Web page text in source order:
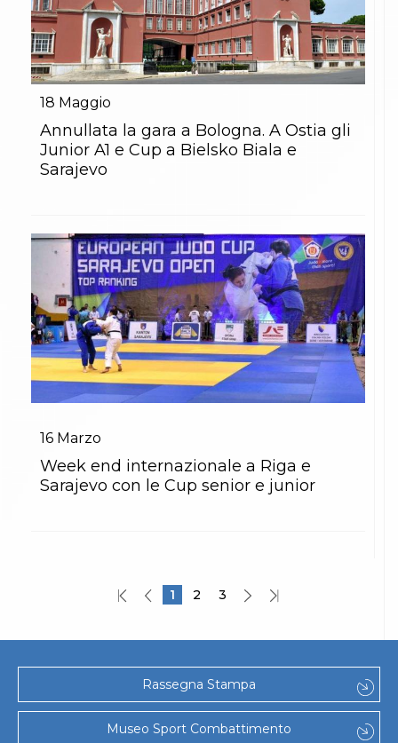
18 Maggio
Annullata la gara a Bologna. A Ostia gli
Junior A1 e Cup a Bielsko Biala e
Sarajevo
16 Marzo
Week end internazionale a Riga e
Sarajevo con le Cup senior e junior
1 2 3
Rassegna Stampa
Museo Sport Combattimento